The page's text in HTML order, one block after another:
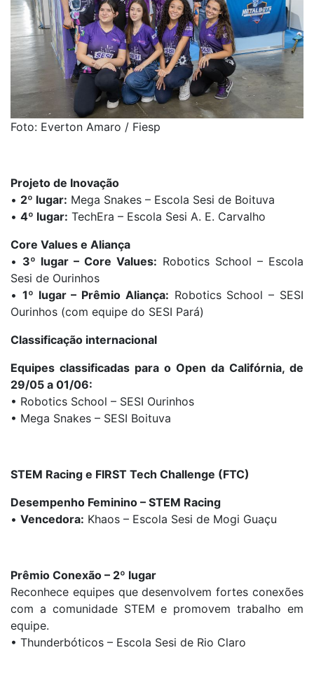
Foto: Everton Amaro / Fiesp
Projeto de Inovação
• 2º lugar: Mega Snakes – Escola Sesi de Boituva
• 4º lugar: TechEra – Escola Sesi A. E. Carvalho
Core Values e Aliança
• 3º lugar – Core Values: Robotics School – Escola
Sesi de Ourinhos
• 1º lugar – Prêmio Aliança: Robotics School – SESI
Ourinhos (com equipe do SESI Pará)
Classificação internacional
Equipes classificadas para o Open da Califórnia, de
29/05 a 01/06:
• Robotics School – SESI Ourinhos
• Mega Snakes – SESI Boituva
STEM Racing e FIRST Tech Challenge (FTC)
Desempenho Feminino – STEM Racing
• Vencedora: Khaos – Escola Sesi de Mogi Guaçu
Prêmio Conexão – 2º lugar
Reconhece equipes que desenvolvem fortes conexões
com a comunidade STEM e promovem trabalho em
equipe.
• Thunderbóticos – Escola Sesi de Rio Claro